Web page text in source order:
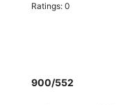
Ratings: 0
900/552